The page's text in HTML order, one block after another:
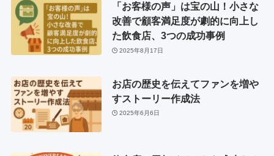
「お客様の声」は宝の山！小さな
改善で顧客満足度が劇的に向上し
た飲食店、3つの成功事例
2025年8月17日
お店の歴史を伝えてファンを増や
すストーリー作成法
2025年6月6日